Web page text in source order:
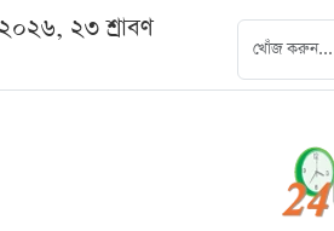
২৩ শ্রাবণ